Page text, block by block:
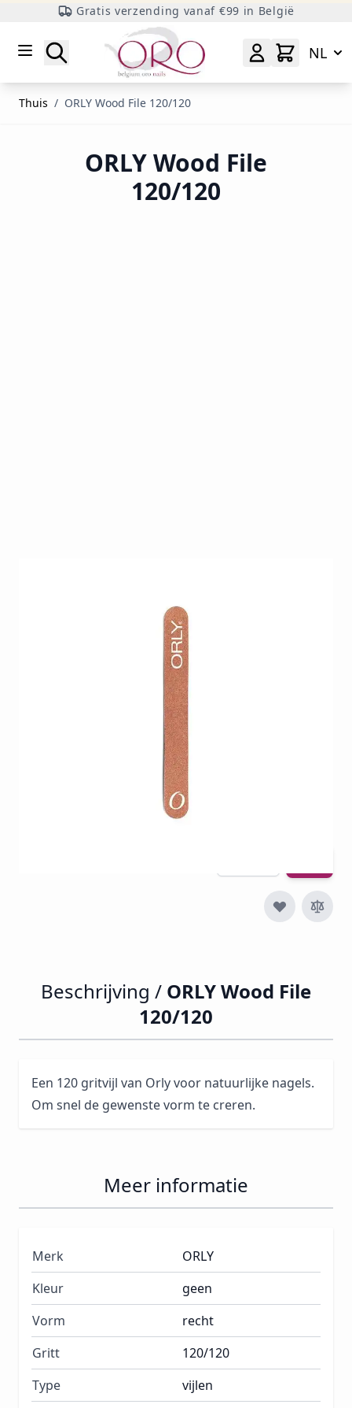
Gratis verzending vanaf €99 in België
Zoeken
NL
Thuis / ORLY Wood File 120/120
ORLY Wood File
120/120
Een 120 gritvijl van Orly voor natuurlijke nagels. Om
snel de gewenste vorm te creren.
V-O-120
Beschrijving / ORLY Wood File
120/120
Een 120 gritvijl van Orly voor natuurlijke nagels.
Om snel de gewenste vorm te creren.
Meer informatie
Merk
ORLY
Kleur
geen
Vorm
recht
Gritt
120/120
Type
vijlen